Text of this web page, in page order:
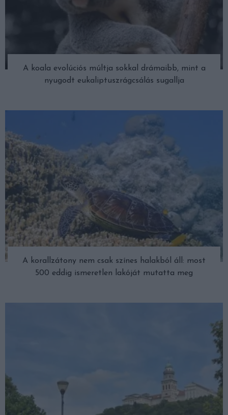
A koala evolúciós múltja sokkal drámaibb, mint a
nyugodt eukaliptuszrágcsálás sugallja
A korallzátony nem csak színes halakból áll: most
500 eddig ismeretlen lakóját mutatta meg